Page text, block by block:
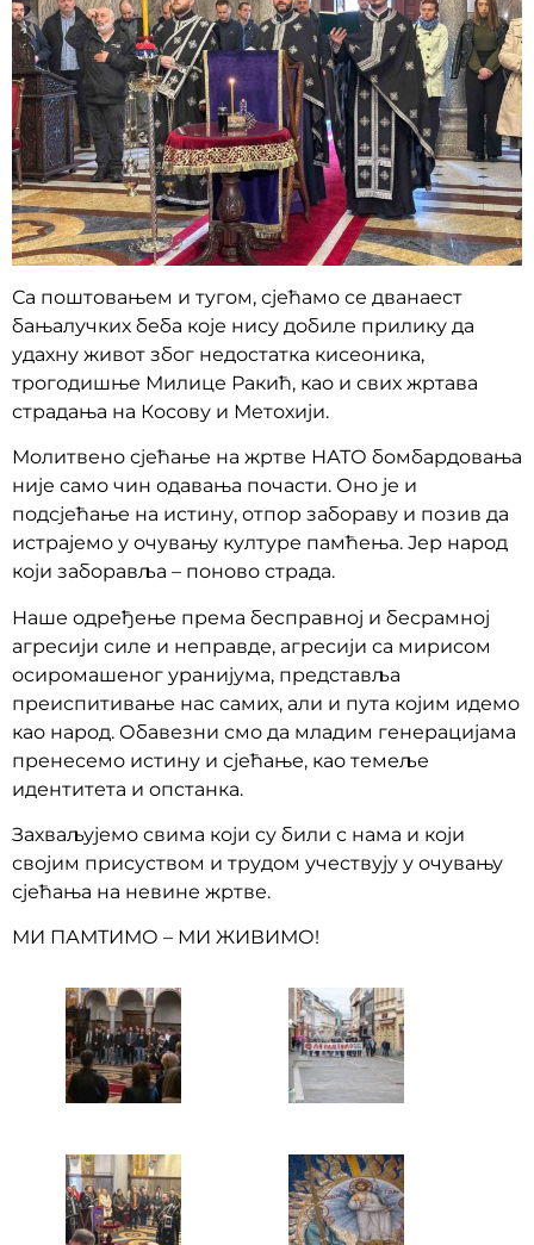
Са поштовањем и тугом, сјећамо се дванаест
бањалучких беба које нису добиле прилику да
удахну живот због недостатка кисеоника,
трогодишње Милице Ракић, као и свих жртава
страдања на Косову и Метохији.
Молитвено сјећање на жртве НАТО бомбардовања
није само чин одавања почасти. Оно је и
подсјећање на истину, отпор забораву и позив да
истрајемо у очувању културе памћења. Јер народ
који заборавља – поново страда.
Наше одређење према бесправној и бесрамној
агресији силе и неправде, агресији са мирисом
осиромашеног уранијума, представља
преиспитивање нас самих, али и пута којим идемо
као народ. Обавезни смо да младим генерацијама
пренесемо истину и сјећање, као темеље
идентитета и опстанка.
Захваљујемо свима који су били с нама и који
својим присуством и трудом учествују у очувању
сјећања на невине жртве.
МИ ПАМТИМО – МИ ЖИВИМО!